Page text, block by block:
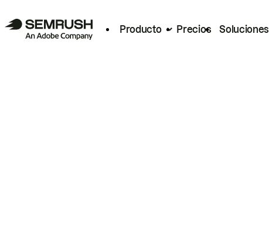
Producto Precios Soluciones